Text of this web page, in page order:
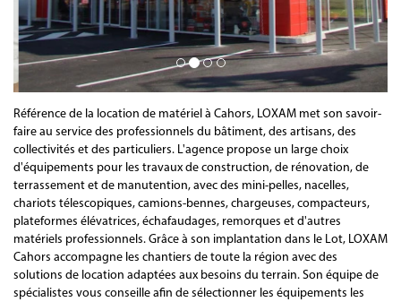
Référence de la location de matériel à Cahors, LOXAM met son savoir-
faire au service des professionnels du bâtiment, des artisans, des
collectivités et des particuliers. L'agence propose un large choix
d'équipements pour les travaux de construction, de rénovation, de
terrassement et de manutention, avec des mini-pelles, nacelles,
chariots télescopiques, camions-bennes, chargeuses, compacteurs,
plateformes élévatrices, échafaudages, remorques et d'autres
matériels professionnels. Grâce à son implantation dans le Lot, LOXAM
Cahors accompagne les chantiers de toute la région avec des
solutions de location adaptées aux besoins du terrain. Son équipe de
spécialistes vous conseille afin de sélectionner les équipements les